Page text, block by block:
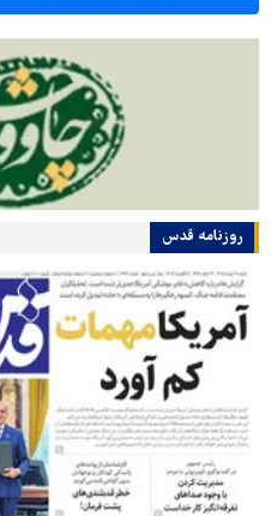
روزنامه قدس